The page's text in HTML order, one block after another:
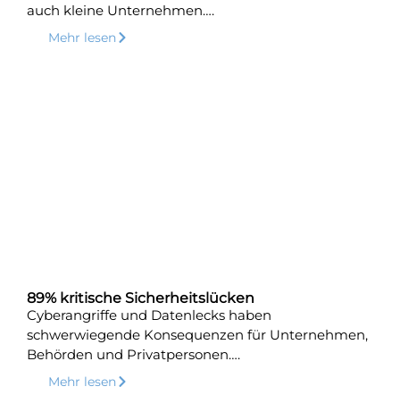
auch kleine Unternehmen….
Mehr lesen
89% kritische Sicherheitslücken
Cyberangriffe und Datenlecks haben
schwerwiegende Konsequenzen für Unternehmen,
Behörden und Privatpersonen….
Mehr lesen